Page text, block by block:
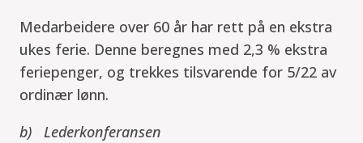
Medarbeidere over 60 år har rett på en ekstra
ukes ferie. Denne beregnes med 2,3 % ekstra
feriepenger, og trekkes tilsvarende for 5/22 av
ordinær lønn.
b) Lederkonferansen